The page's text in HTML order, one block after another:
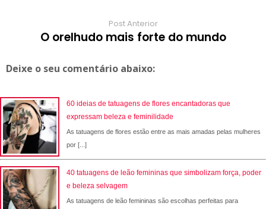
Post Anterior
O orelhudo mais forte do mundo
Deixe o seu comentário abaixo:
60 ideias de tatuagens de flores encantadoras que
expressam beleza e feminilidade
As tatuagens de flores estão entre as mais amadas pelas mulheres
por [...]
40 tatuagens de leão femininas que simbolizam força, poder
e beleza selvagem
As tatuagens de leão femininas são escolhas perfeitas para